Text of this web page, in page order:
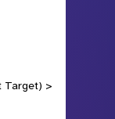
Target) >